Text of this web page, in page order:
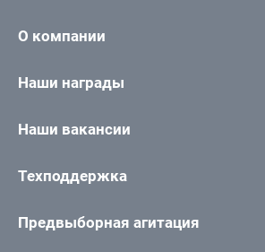
О компании
Наши награды
Наши вакансии
Техподдержка
Предвыборная агитация